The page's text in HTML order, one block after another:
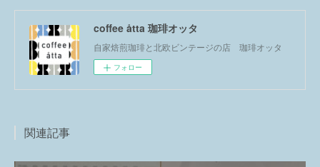
coffee åtta 珈琲オッタ
自家焙煎珈琲と北欧ビンテージの店 珈琲オッタ
フォロー
関連記事